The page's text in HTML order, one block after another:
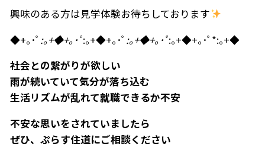
興味のある方は見学体験お待ちしております
◆+｡･ﾟ :｡+◆+｡･ﾟ:｡+◆+｡･ﾟ :｡+◆+｡･ﾟ:｡+◆+｡･ﾟ*:｡+◆
社会との繋がりが欲しい
雨が続いていて気分が落ち込む
生活リズムが乱れて就職できるか不安
不安な思いをされていましたら
ぜひ、ぷらす住道にご相談ください